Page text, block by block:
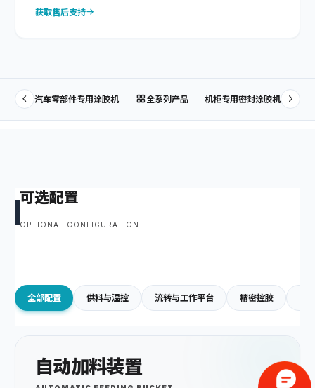
获取售后支持
汽车零部件专用涂胶机 全系列产品 机柜专用密封涂胶机
可选配置
OPTIONAL CONFIGURATION
全部配置 供料与温控 流转与工作平台 精密控胶
自动加料装置